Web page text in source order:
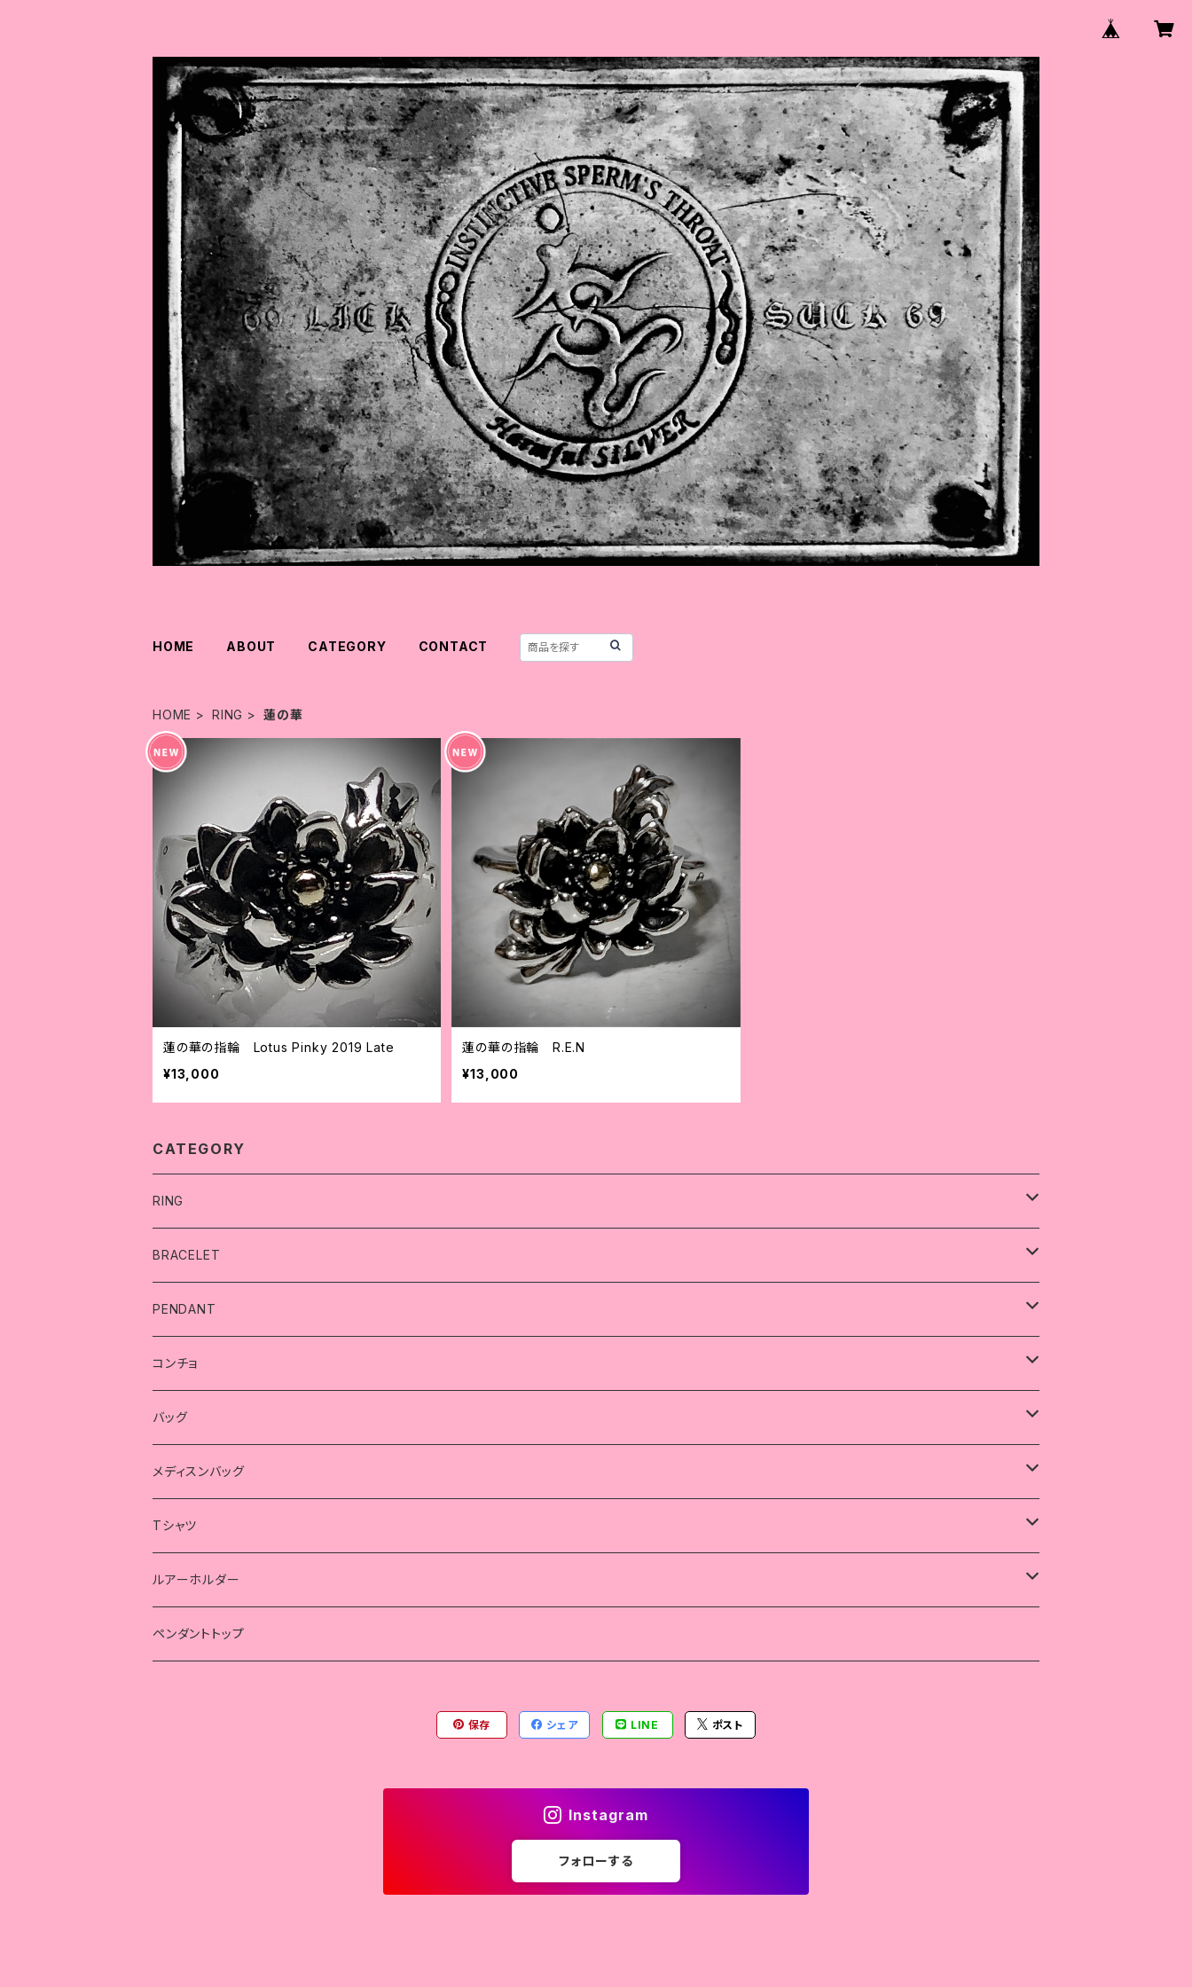
HOME ABOUT CATEGORY CONTACT
HOME RING 蓮の華
蓮の華の指輪 Lotus Pinky 2019 Late
¥13,000
蓮の華の指輪 R.E.N
¥13,000
CATEGORY
RING
リング
スカル
シンプル
精子
シンプル
クロス
薔薇
シンプル
蓮の華
ピンキーリング
BRACELET
ブレスレット
スカル
コラボ
ハート
ハート
PENDANT
ペンダント
スカル
コラボ
精子
薔薇
クロス
コウモリ
トライバル
精子
クロス
ハート
コンチョ
コンチョ
海賊
スカル
インディアン
海賊
バッグ
メディスンバッグ
スカルコンチョのバッグ
ガンベルト風バッグ
メディスンバッグ
スカルコンチョのバッグ
ガンベルト風バッグ
Tシャツ
コラボ
スカル
ルアーホルダー
スカル
ペンダントトップ
保存 シェア LINE ポスト
Instagram
フォローする